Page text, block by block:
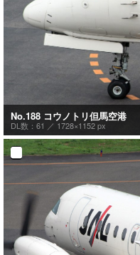
No.188 コウノトリ但馬空港
DL数：61 ／ 1728×1152 px